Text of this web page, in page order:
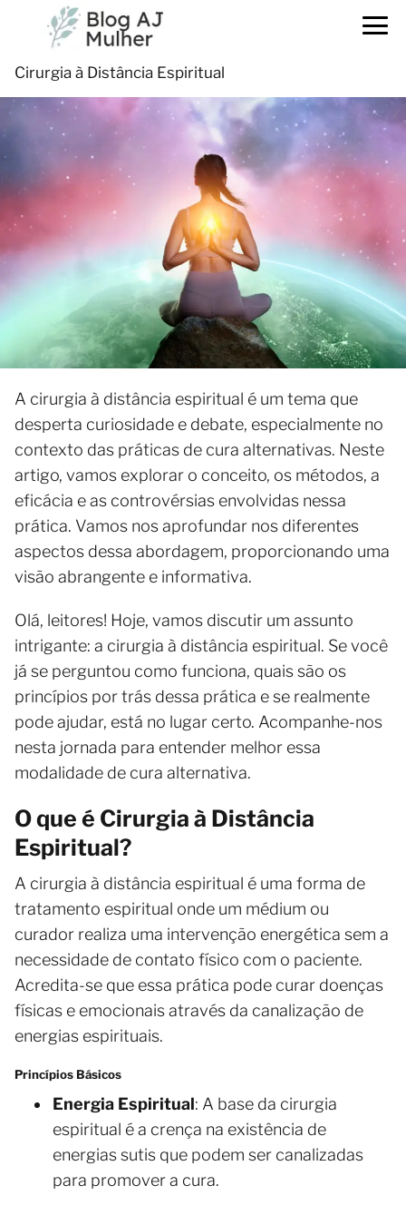
Cirurgia à Distância Espiritual
A cirurgia à distância espiritual é um tema que
desperta curiosidade e debate, especialmente no
contexto das práticas de cura alternativas. Neste
artigo, vamos explorar o conceito, os métodos, a
eficácia e as controvérsias envolvidas nessa
prática. Vamos nos aprofundar nos diferentes
aspectos dessa abordagem, proporcionando uma
visão abrangente e informativa.
Olá, leitores! Hoje, vamos discutir um assunto
intrigante: a cirurgia à distância espiritual. Se você
já se perguntou como funciona, quais são os
princípios por trás dessa prática e se realmente
pode ajudar, está no lugar certo. Acompanhe-nos
nesta jornada para entender melhor essa
modalidade de cura alternativa.
O que é Cirurgia à Distância
Espiritual?
A cirurgia à distância espiritual é uma forma de
tratamento espiritual onde um médium ou
curador realiza uma intervenção energética sem a
necessidade de contato físico com o paciente.
Acredita-se que essa prática pode curar doenças
físicas e emocionais através da canalização de
energias espirituais.
Princípios Básicos
Energia Espiritual: A base da cirurgia
espiritual é a crença na existência de
energias sutis que podem ser canalizadas
para promover a cura.